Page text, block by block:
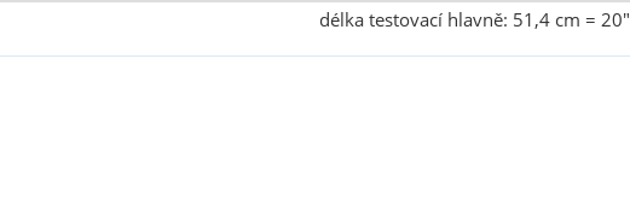
délka testovací hlavně: 51,4 cm = 20"